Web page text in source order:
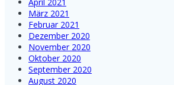
März 2021
Februar 2021
Dezember 2020
November 2020
Oktober 2020
September 2020
August 2020